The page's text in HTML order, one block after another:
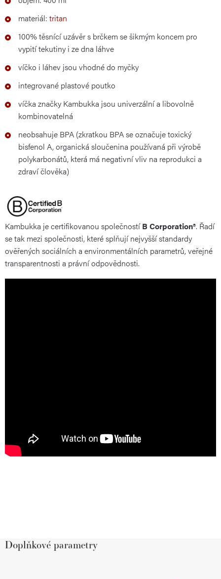
materiál: tritan
100% těsnící uzávěr s brčkem se šikmým koncem pro
vypití tekutiny i ze dna láhve
víčko i láhev jsou vhodné do myčky
integrované plastové poutko
víčka značky Kambukka jsou univerzální a libovolně
kombinovatelná
neobsahuje BPA (zkratkou BPA se označuje toxický
bisfenol A, organická sloučenina používaná při výrobě
polykarbonátů, která má negativní vliv na reprodukci a
zdraví člověka)
Kambukka je certifikovanou společnostíB Corporation®. Řadí
se tak mezi společnosti, které splňují nejvyšší standardy
ověřených sociálních a environmentálních parametrů, veřejné
transparentnosti a právní odpovědnosti.
Doplňkové parametry